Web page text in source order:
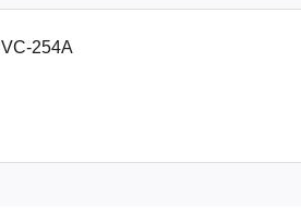
virus và vi sinh vật hiệu quả.
để:
254A